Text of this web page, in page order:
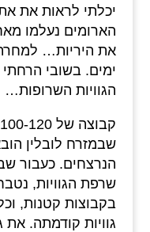
יכלתי לראות את
הארומים נעלמו
ימים. בשובי
הגוויות השרופות…
שבמזרח לובלין
הנרצחים. כעבור
שרפת הגוויות,
בקבוצות קטנות,
גוויות קודמתה. את